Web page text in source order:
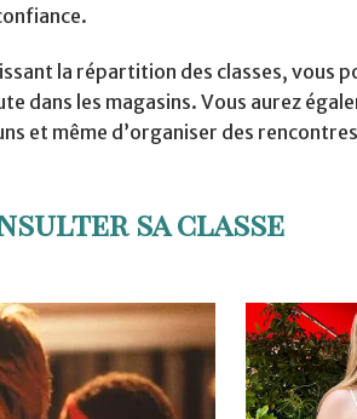
la répartition des classes, vous
dans les magasins. Vous aurez
et même d’organiser des
sa classe